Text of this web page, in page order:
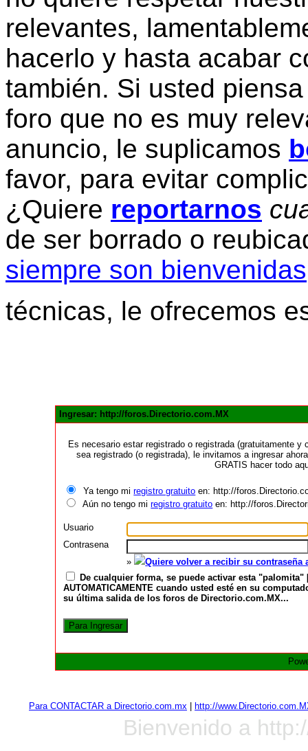
relevantes,
hacerlo y hasta acabar
también. Si usted
foro que no es muy
anuncio, le suplicamos
favor, para evitar
¿Quiere reportarnos
de ser borrado o
siempre son bienvenidas
técnicas, le ofrecemos
Ingresar: http://foros.Directorio.com.MX
Es necesario estar registrado o registrada (gratuitamente
sea registrado (o registrada), le invitamos a ingresar
GRATIS hacer todo
Ya tengo miregistro gratuito en: http://
Aún no tengo miregistro gratuito en: http://
Usuario
Contrasena
»
Quiere volver a recibir su
De cualquier forma, se puede activar esta
AUTOMATICAMENTE cuando usted esté en su
su última salida de los foros de Directorio.com.MX...
Para CONTACTAR a Directorio.com.mx http://
Bienvenido a